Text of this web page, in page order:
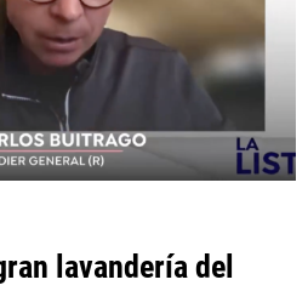
lavandería del